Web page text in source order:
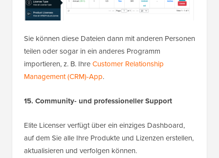
Sie können diese Dateien dann mit anderen Personen
teilen oder sogar in ein anderes Programm
importieren, z. B. IhreCustomer Relationship
Management (CRM)-App.
15. Community- und professioneller Support
Elite Licenser verfügt über ein einziges Dashboard,
auf dem Sie alle Ihre Produkte und Lizenzen erstellen,
aktualisieren und verfolgen können.